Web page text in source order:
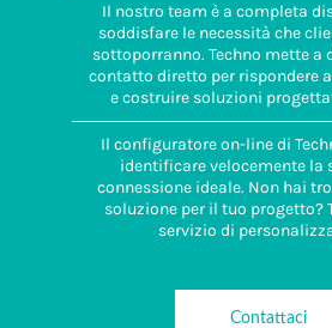
Il nostro team è a completa
soddisfare le necessità che
sottoporranno. Techno mette a
contatto diretto per rispondere
e costruire soluzioni
Il configuratore on-line di
identificare velocemente la
connessione ideale. Non hai
soluzione per il tuo progetto?
servizio di
Contattaci